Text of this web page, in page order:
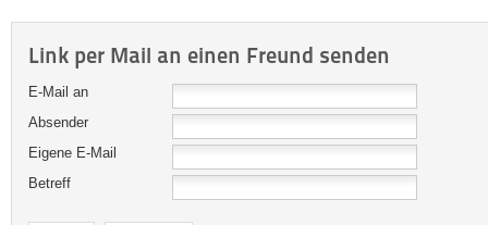
Link per Mail an einen Freund senden
E-Mail an
Absender
Eigene E-Mail
Betreff